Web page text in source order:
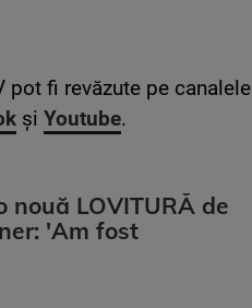
fi revăzute pe canalele
și Youtube.
nouă LOVITURĂ de
'Am fost